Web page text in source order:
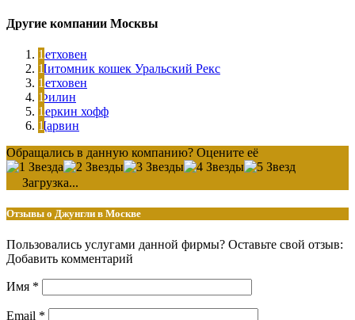
Другие компании Москвы
Бетховен
Питомник кошек Уральский Рекс
Бетховен
Филин
Беркин хофф
Дарвин
Обращались в данную компанию? Оцените её
Загрузка...
Отзывы о Джунгли в Москве
Пользовались услугами данной фирмы? Оставьте свой отзыв:
Добавить комментарий
Имя *
Email *